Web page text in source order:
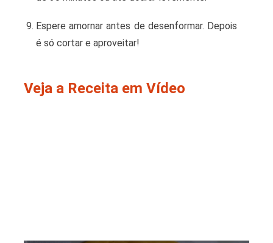
Espere amornar antes de desenformar. Depois
é só cortar e aproveitar!
Veja a Receita em Vídeo